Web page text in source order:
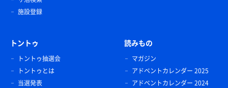
施設登録
トントゥ
トントゥ抽選会
トントゥとは
当選発表
読みもの
マガジン
アドベントカレンダー 2025
アドベントカレンダー 2024